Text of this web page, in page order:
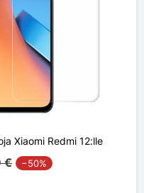
Xiaomi Redmi 12:lle
€ −50%